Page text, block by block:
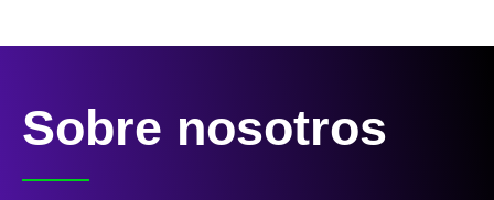
Sobre nosotros